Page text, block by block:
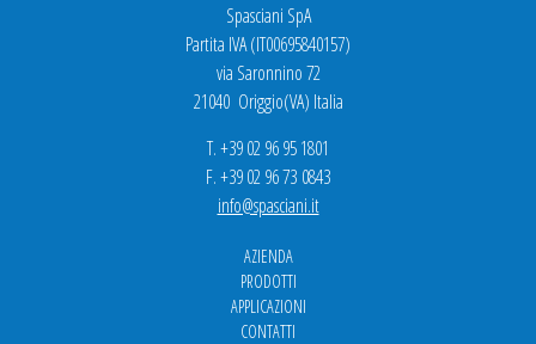
Spasciani SpA
Partita IVA (IT00695840157)
via Saronnino 72
21040 Origgio(VA) Italia
T. +39 02 96 95 1801
F. +39 02 96 73 0843
info@spasciani.it
AZIENDA
PRODOTTI
APPLICAZIONI
CONTATTI